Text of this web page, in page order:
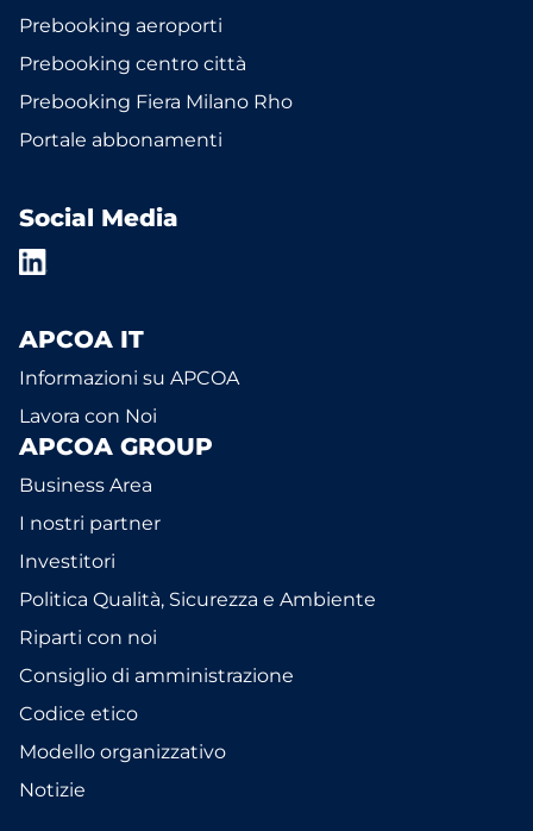
Prebooking aeroporti
Prebooking centro città
Prebooking Fiera Milano Rho
Portale abbonamenti
Social Media
APCOA IT
Informazioni su APCOA
Lavora con Noi
APCOA GROUP
Business Area
I nostri partner
Investitori
Politica Qualità, Sicurezza e Ambiente
Riparti con noi
Consiglio di amministrazione
Codice etico
Modello organizzativo
Notizie